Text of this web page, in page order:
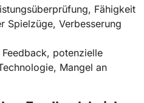
Fähigkeit
Spielzüge, Verbesserung
potenzielle
Mangel an